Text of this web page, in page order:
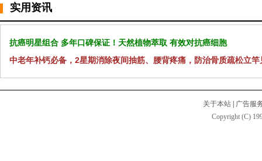
实用资讯
抗癌明星组合 多年口碑保证！天然植物萃取 有效对抗癌细胞
中老年补钙必备，2星期消除夜间抽筋、腰背疼痛，防治骨质疏松立竿
关于本站 | 广告服
Copyright (C)